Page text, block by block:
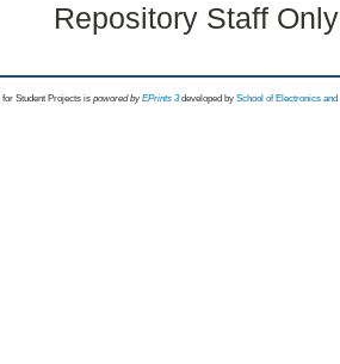
Repository Staff
Student Projects is powored byEPrints 3 developed by School of Electronics